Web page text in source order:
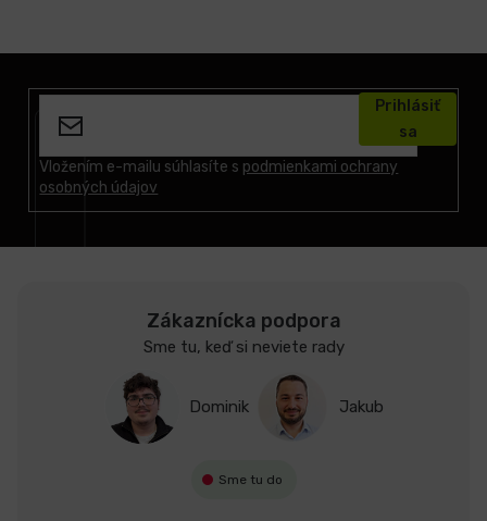
Vložením e-mailu súhlasíte s podmienkami ochrany
osobných údajov
Prihlásiť
sa
Zákaznícka podpora
Sme tu, keď si neviete rady
Dominik Jakub
Sme tu do